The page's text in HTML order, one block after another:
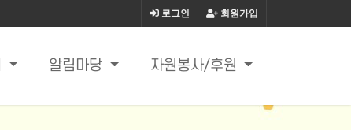
회원가입
로그인
알림마당 자원봉사/후원